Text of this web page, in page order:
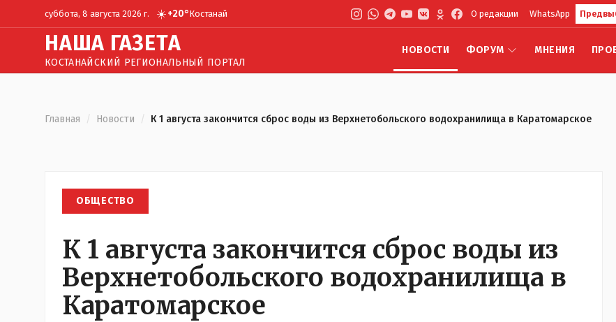
суббота, 8 августа 2026 г. ☀️+20°Костанай О редакции WhatsApp
НАША ГАЗЕТА
КОСТАНАЙСКИЙ РЕГИОНАЛЬНЫЙ ПОРТАЛ
НОВОСТИ ФОРУМ МНЕНИЯ
Главная / Новости / К 1 августа закончится сброс воды из Верхнетобольского водохранилища в Каратомарское
ОБЩЕСТВО
К 1 августа закончится сброс воды из
Верхнетобольского водохранилища в
Каратомарское